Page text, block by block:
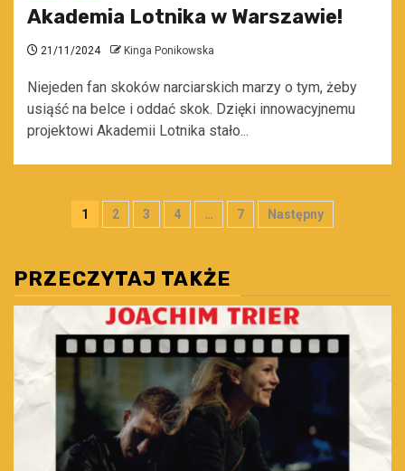
Akademia Lotnika w Warszawie!
21/11/2024 Kinga Ponikowska
Niejeden fan skoków narciarskich marzy o tym, żeby
usiąść na belce i oddać skok. Dzięki innowacyjnemu
projektowi Akademii Lotnika stało...
Stronicowanie
1 2 3 4 … 7 Następny
PRZECZYTAJ TAKŻE